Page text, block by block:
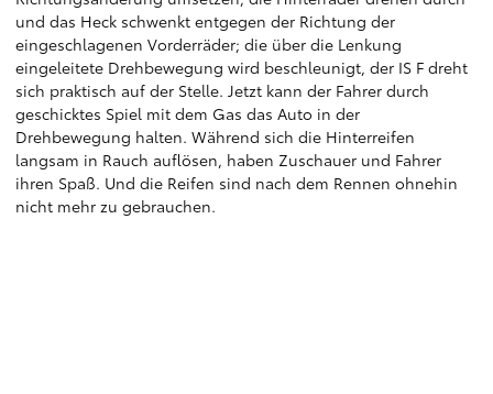
und das Heck schwenkt entgegen der Richtung der
eingeschlagenen Vorderräder; die über die Lenkung
eingeleitete Drehbewegung wird beschleunigt, der IS F dreht
sich praktisch auf der Stelle. Jetzt kann der Fahrer durch
geschicktes Spiel mit dem Gas das Auto in der
Drehbewegung halten. Während sich die Hinterreifen
langsam in Rauch auflösen, haben Zuschauer und Fahrer
ihren Spaß. Und die Reifen sind nach dem Rennen ohnehin
nicht mehr zu gebrauchen.